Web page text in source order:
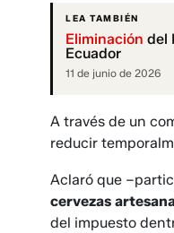
LEA TAMBIÉN
Eliminación del
Ecuador
11 de junio de 2026
A través de un
reducir
Aclaró que
cervezas
del impuesto